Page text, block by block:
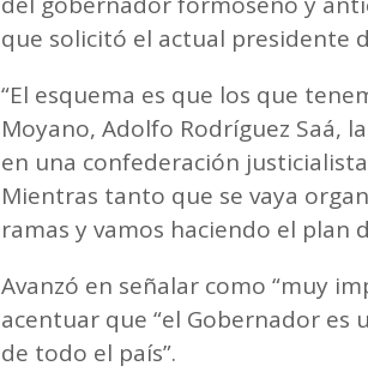
que solicitó el actual presidente
“El esquema es que los que
Moyano, Adolfo Rodríguez Saá,
en una confederación
Mientras tanto que se vaya
ramas y vamos haciendo el plan
Avanzó en señalar como “muy
acentuar que “el Gobernador
de todo el país”.